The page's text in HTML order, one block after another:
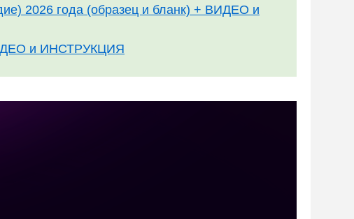
2026 года (образец и бланк) + ВИДЕО и
и ИНСТРУКЦИЯ